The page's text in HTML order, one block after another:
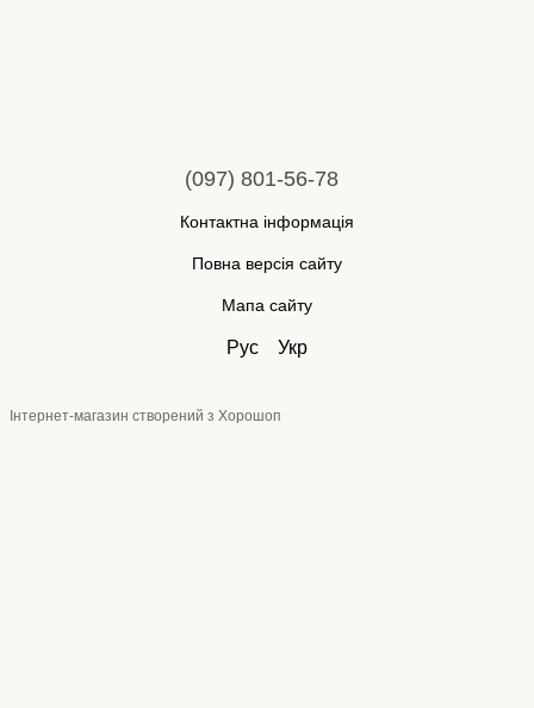
(097) 801-56-78
Контактна інформація
Повна версія сайту
Мапа сайту
Рус Укр
Інтернет-магазин створений з Хорошоп